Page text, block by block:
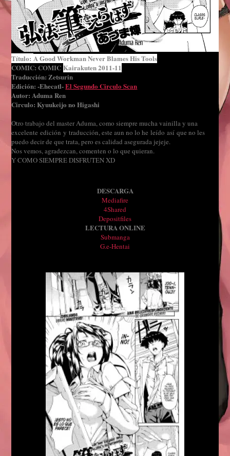
Título: A Good Workman Never Blames His Tools
COMIC: COMICKairakuten 2011-11
Traducción: Zetsurin
Edición: -Ehecatl-El Segundo Circulo Scan
Autor: Aduma Ren
Circulo:Kyuukeijo no Higashi
Otro trabajo del master Aduma, como siempre mucha vainilla y una
excelente edición y traducción, este aun no lo he leído así que no les
puedo decir de que trata, pero es calidad asegurada jejeje.
Nos vemos, agradezcan, comenten o lo que quieran.
Y COMO SIEMPRE DISFRUTEN XD
DESCARGA
Mediafire
4Shared
Depositfiles
LECTURA ONLINE
Submanga
G.e-Hentai